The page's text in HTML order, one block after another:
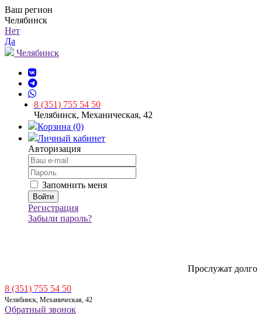
Ваш регион
Челябинск
Нет
Да
Челябинск
8 (351) 755 54 50
Челябинск, Механическая, 42
Корзина (0)
Личный кабинет
Авторизация
Запомнить меня
Регистрация
Забыли пароль?
Прослужат долго
8 (351) 755 54 50
Челябинск, Механическая, 42
Обратный звонок